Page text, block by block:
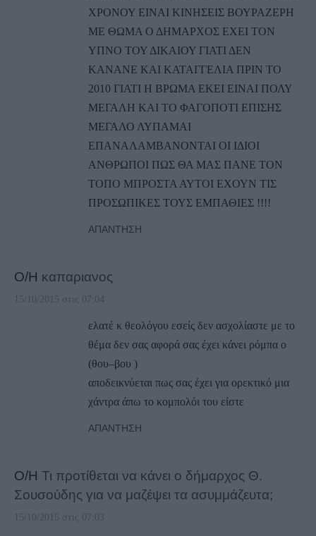
ΧΡΟΝΟΥ ΕΙΝΑΙ ΚΙΝΗΣΕΙΣ ΒΟΥΡΑΖΕΡΗ
ΜΕ ΘΩΜΑ Ο ΔΗΜΑΡΧΟΣ ΕΧΕΙ ΤΟΝ
ΥΠΝΟ ΤΟΥ ΔΙΚΑΙΟΥ ΓΙΑΤΙ ΔΕΝ
ΚΑΝΑΝΕ ΚΑΙ ΚΑΤΑΓΓΕΛΙΑ ΠΡΙΝ ΤΟ
2010 ΓΙΑΤΙ Η ΒΡΩΜΑ ΕΚΕΙ ΕΙΝΑΙ ΠΟΛΥ
ΜΕΓΑΛΗ ΚΑΙ ΤΟ ΦΑΓΟΠΟΤΙ ΕΠΙΣΗΣ
ΜΕΓΑΛΟ ΛΥΠΑΜΑΙ
ΕΠΑΝΑΛΑΜΒΑΝΟΝΤΑΙ ΟΙ ΙΔΙΟΙ
ΑΝΘΡΩΠΟΙ ΠΩΣ ΘΑ ΜΑΣ ΠΑΝΕ ΤΟΝ
ΤΟΠΟ ΜΠΡΟΣΤΑ ΑΥΤΟΙ ΕΧΟΥΝ ΤΙΣ
ΠΡΟΣΩΠΙΚΕΣ ΤΟΥΣ ΕΜΠΑΘΙΕΣ !!!!
ΑΠΆΝΤΗΣΗ
Ο/Η καπαριανος
15/10/2015 στις 07:04
ελατέ κ θεολόγου εσείς δεν ασχολίαστε με το
θέμα δεν σας αφορά σας έχει κάνει ρόμπα ο
(θου–βου )
αποδεικνύεται πως σας έχει για ορεκτικό μια
χάντρα άπω το κομπολόι του είστε
ΑΠΆΝΤΗΣΗ
Ο/Η Τι προτίθεται να κάνει ο δήμαρχος Θ.
Σουσούδης για να μαζέψει τα ασυμμάζευτα;
15/10/2015 στις 07:03